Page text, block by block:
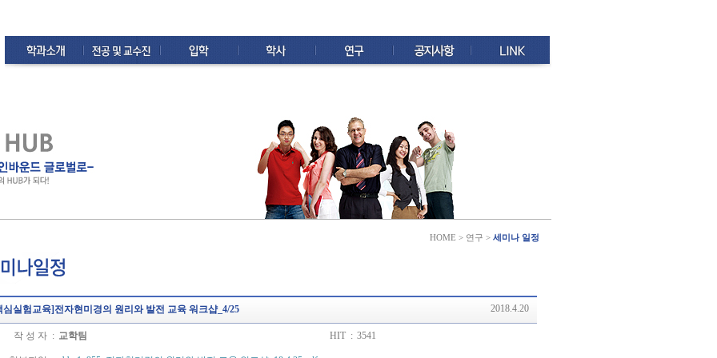
HOME > 연구 > 세미나 일정
심실험교육]전자현미경의 원리와 발전 교육 워크샵_4/25 2018.4.20
작 성 자 : 교학팀 HIT : 3541